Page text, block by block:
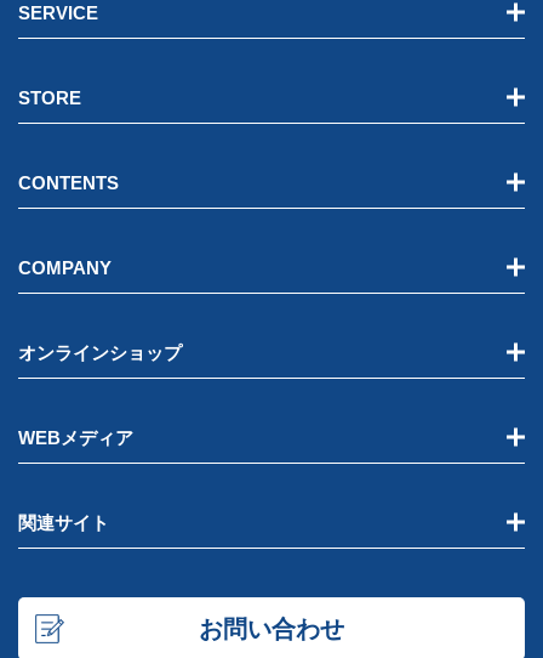
SERVICE
STORE
CONTENTS
COMPANY
オンラインショップ
WEBメディア
関連サイト
お問い合わせ